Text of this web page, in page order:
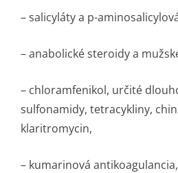
– salicyláty a p-
– anabolické steroidy a
– chloramfenikol, určité
sulfonamidy, tetracykliny,
klaritromycin,
– kumarinová antikoagulancia,